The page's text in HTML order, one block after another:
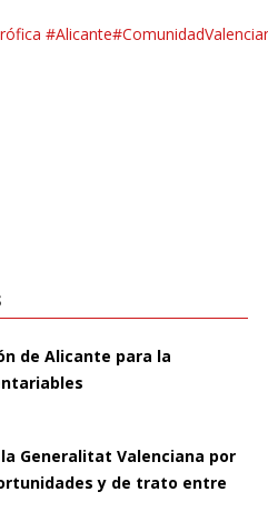
#Alicante#
de Alicante para la
la Generalitat Valenciana por
y de trato entre